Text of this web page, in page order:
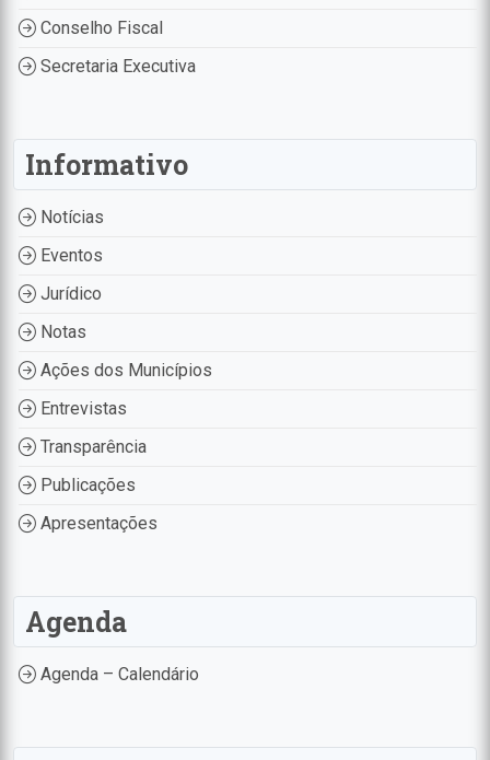
Conselho Fiscal
Secretaria Executiva
Informativo
Notícias
Eventos
Jurídico
Notas
Ações dos Municípios
Entrevistas
Transparência
Publicações
Apresentações
Agenda
Agenda – Calendário